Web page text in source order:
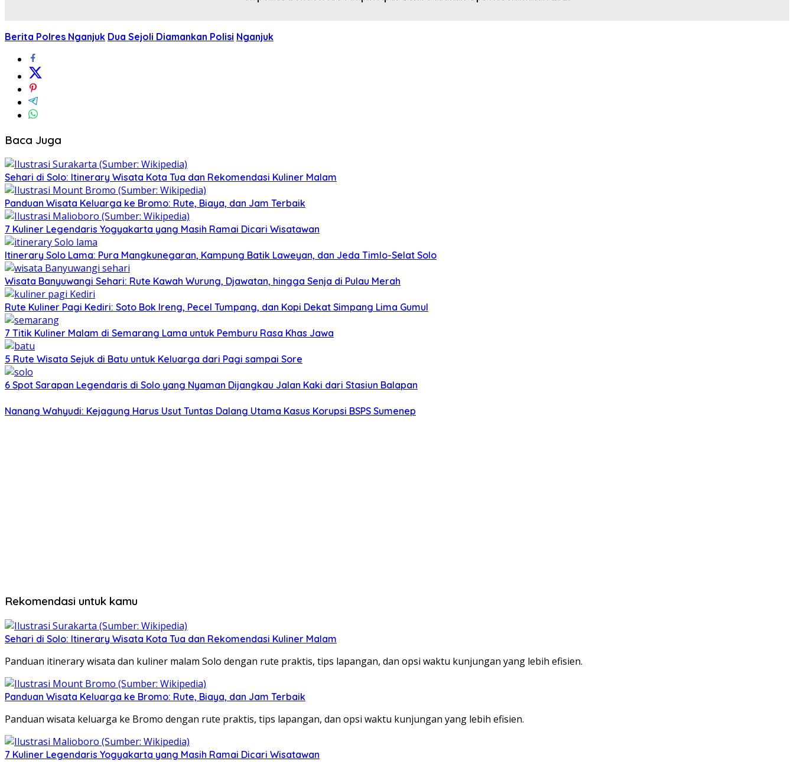
Berita Polres Nganjuk Dua Sejoli Diamankan Polisi Nganjuk
Baca Juga
Sehari di Solo: Itinerary Wisata Kota Tua dan Rekomendasi Kuliner Malam
Panduan Wisata Keluarga ke Bromo: Rute, Biaya, dan Jam Terbaik
7 Kuliner Legendaris Yogyakarta yang Masih Ramai Dicari Wisatawan
Itinerary Solo Lama: Pura Mangkunegaran, Kampung Batik Laweyan, dan Jeda Timlo-Selat Solo
Wisata Banyuwangi Sehari: Rute Kawah Wurung, Djawatan, hingga Senja di Pulau Merah
Rute Kuliner Pagi Kediri: Soto Bok Ireng, Pecel Tumpang, dan Kopi Dekat Simpang Lima Gumul
7 Titik Kuliner Malam di Semarang Lama untuk Pemburu Rasa Khas Jawa
5 Rute Wisata Sejuk di Batu untuk Keluarga dari Pagi sampai Sore
6 Spot Sarapan Legendaris di Solo yang Nyaman Dijangkau Jalan Kaki dari Stasiun Balapan
Nanang Wahyudi: Kejagung Harus Usut Tuntas Dalang Utama Kasus Korupsi BSPS Sumenep
Rekomendasi untuk kamu
Sehari di Solo: Itinerary Wisata Kota Tua dan Rekomendasi Kuliner Malam
Panduan itinerary wisata dan kuliner malam Solo dengan rute praktis, tips lapangan, dan opsi waktu kunjungan yang lebih efisien.
Panduan Wisata Keluarga ke Bromo: Rute, Biaya, dan Jam Terbaik
Panduan wisata keluarga ke Bromo dengan rute praktis, tips lapangan, dan opsi waktu kunjungan yang lebih efisien.
7 Kuliner Legendaris Yogyakarta yang Masih Ramai Dicari Wisatawan